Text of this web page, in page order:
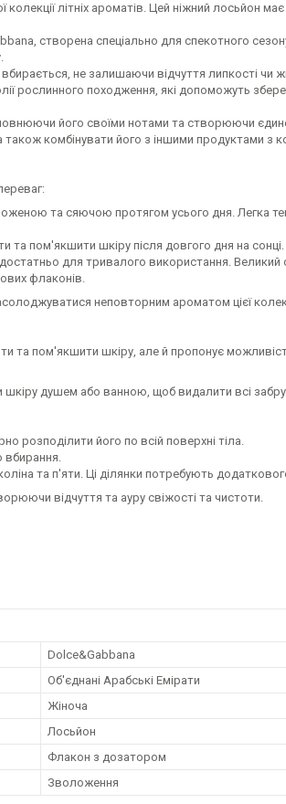
літніх ароматів. Цей ніжний лосьйон
створена спеціально для спекотного
не залишаючи відчуття липкості чи
рослинного походження, які допоможуть
його своїми нотами та створюючи
комбінувати його з іншими продуктами з
та сяючою протягом усього дня. Легка
та пом'якшити шкіру після довгого дня на сонці.
для тривалого використання. Великий
флаконів.
неповторним ароматом цієї
та пом'якшити шкіру, але й пропонує
душем або ванною, щоб видалити всі
розподілити його по всій поверхні тіла.
вбирання.
та п'яти. Ці ділянки потребують
відчуття та ауру свіжості та чистоти.
Dolce&Gabbana
Об'єднані Арабські Емірати
Жіноча
Лосьйон
Флакон з дозатором
Зволоження